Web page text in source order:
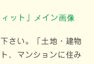
さい。「土地・建物
、マンションに住み